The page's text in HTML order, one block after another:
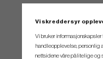
Vi skreddersyr
Vi bruker
handleopplevelse, personlig
nettsidene våre pålitelige og